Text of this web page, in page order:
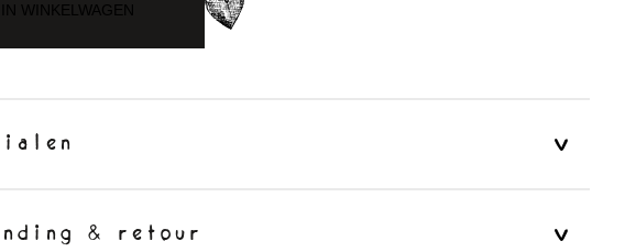
IN WINKELWAGEN
& retour